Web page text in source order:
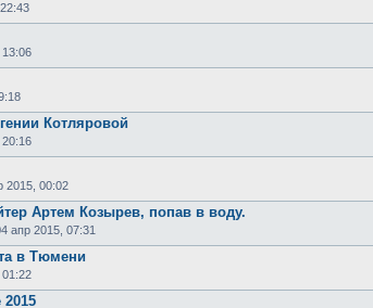
Котляровой
2015, 00:02
Артем Козырев, попав в воду.
апр 2015, 07:31
в Тюмени